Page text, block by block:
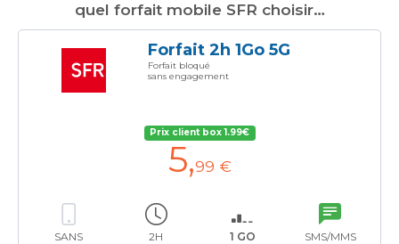
quel forfait mobile SFR choisir…
Forfait 2h 1Go 5G
Forfait bloqué
sans engagement
Prix client box 1.99€
5,99 €
SANS
2H
1 GO
SMS/MMS